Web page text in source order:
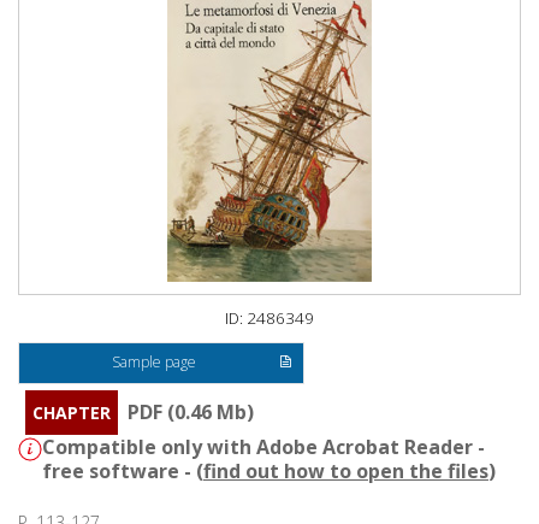
ID: 2486349
Sample page
CHAPTER
PDF (0.46 Mb)
Compatible only with Adobe Acrobat Reader -
free software - (find out how to open the files)